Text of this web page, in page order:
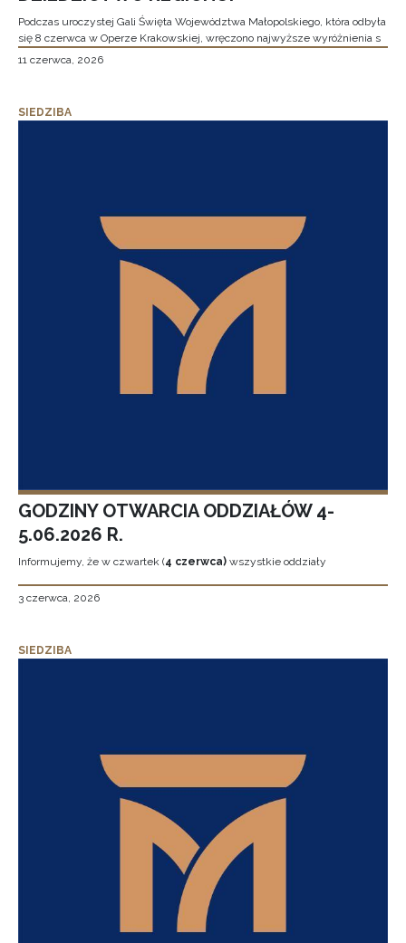
Podczas uroczystej Gali Święta Województwa Małopolskiego, która odbyła
się 8 czerwca w Operze Krakowskiej, wręczono najwyższe wyróżnienia s
11 czerwca, 2026
SIEDZIBA
GODZINY OTWARCIA ODDZIAŁÓW 4-
5.06.2026 R.
Informujemy, że w czwartek (4 czerwca) wszystkie oddziały
3 czerwca, 2026
SIEDZIBA